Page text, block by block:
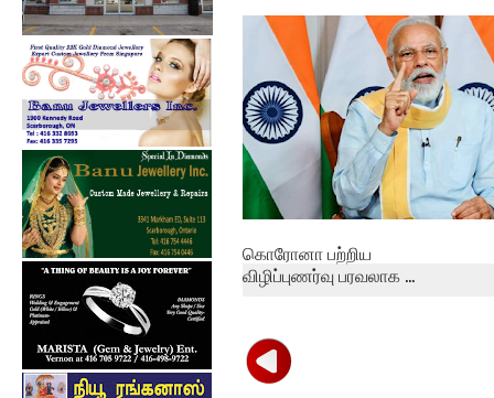
தமிழகத்தில் 24 மணிநேரத்தில்
கனமழைக்...
கொரோனா பற்றிய
விழிப்புணர்வு பரவலாக ...